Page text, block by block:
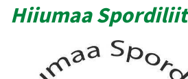
Hiiumaa Spordiliit